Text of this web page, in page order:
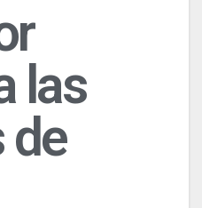
las
de